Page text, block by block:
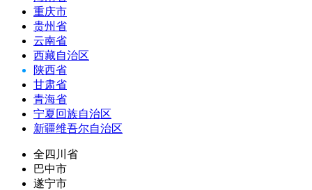
重庆市
贵州省
云南省
西藏自治区
陕西省
甘肃省
青海省
宁夏回族自治区
新疆维吾尔自治区
全四川省
巴中市
遂宁市